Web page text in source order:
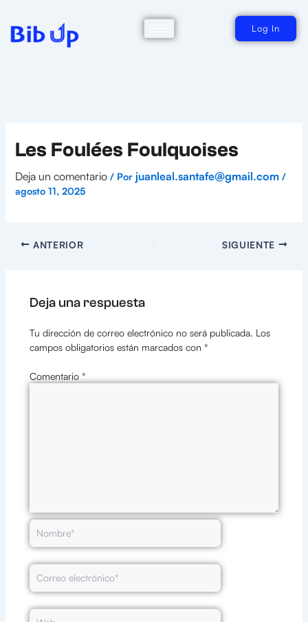
contenido
Log In
Les Foulées Foulquoises
Deja un comentario / Por juanleal.santafe@gmail.com /
agosto 11, 2025
ANTERIOR SIGUIENTE
Deja una respuesta
Tu dirección de correo electrónico no será publicada. Los
campos obligatorios están marcados con *
Comentario *
Nombre*
Correo
electrónico*
Web